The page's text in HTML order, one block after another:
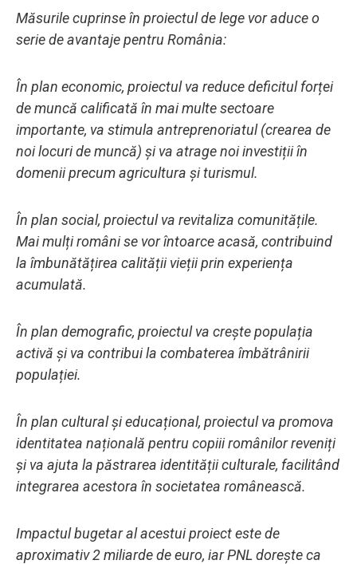
Măsurile cuprinse în proiectul de lege vor aduce o
serie de avantaje pentru România:
În plan economic, proiectul va reduce deficitul forței
de muncă calificată în mai multe sectoare
importante, va stimula antreprenoriatul (crearea de
noi locuri de muncă) și va atrage noi investiții în
domenii precum agricultura și turismul.
În plan social, proiectul va revitaliza comunitățile.
Mai mulți români se vor întoarce acasă, contribuind
la îmbunătățirea calității vieții prin experiența
acumulată.
În plan demografic, proiectul va crește populația
activă și va contribui la combaterea îmbătrânirii
populației.
În plan cultural și educațional, proiectul va promova
identitatea națională pentru copiii românilor reveniți
și va ajuta la păstrarea identității culturale, facilitând
integrarea acestora în societatea românească.
Impactul bugetar al acestui proiect este de
aproximativ 2 miliarde de euro, iar PNL dorește ca